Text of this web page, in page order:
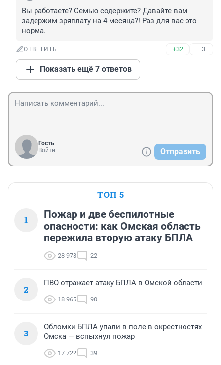
Вы работаете? Семью содержите? Давайте вам
задержим зряплату на 4 месяца?! Раз для вас это
норма.
ОТВЕТИТЬ +32 –3
Показать ещё 7 ответов
Гость
Войти
Отправить
ТОП 5
1
Пожар и две беспилотные
опасности: как Омская область
пережила вторую атаку БПЛА
28 978 22
2
ПВО отражает атаку БПЛА в Омской области
18 965 90
3
Обломки БПЛА упали в поле в окрестностях
Омска — вспыхнул пожар
17 722 39